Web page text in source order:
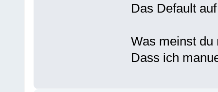
Das Default
Was meinst
Dass ich